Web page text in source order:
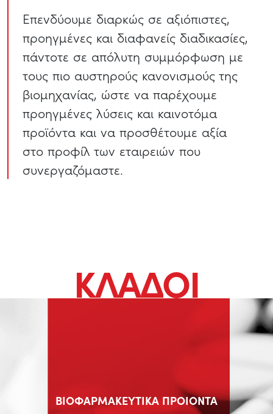
Επενδύουμε διαρκώς σε αξιόπιστες,
προηγμένες και διαφανείς διαδικασίες,
πάντοτε σε απόλυτη συμμόρφωση με
τους πιο αυστηρούς κανονισμούς της
βιομηχανίας, ώστε να παρέχουμε
προηγμένες λύσεις και καινοτόμα
προϊόντα και να προσθέτουμε αξία
στο προφίλ των εταιρειών που
συνεργαζόμαστε.
ΚΛΑΔΟΙ
ΒΙΟΦΑΡΜΑΚΕΥΤΙΚΑ ΠΡΟΙΟΝΤΑ